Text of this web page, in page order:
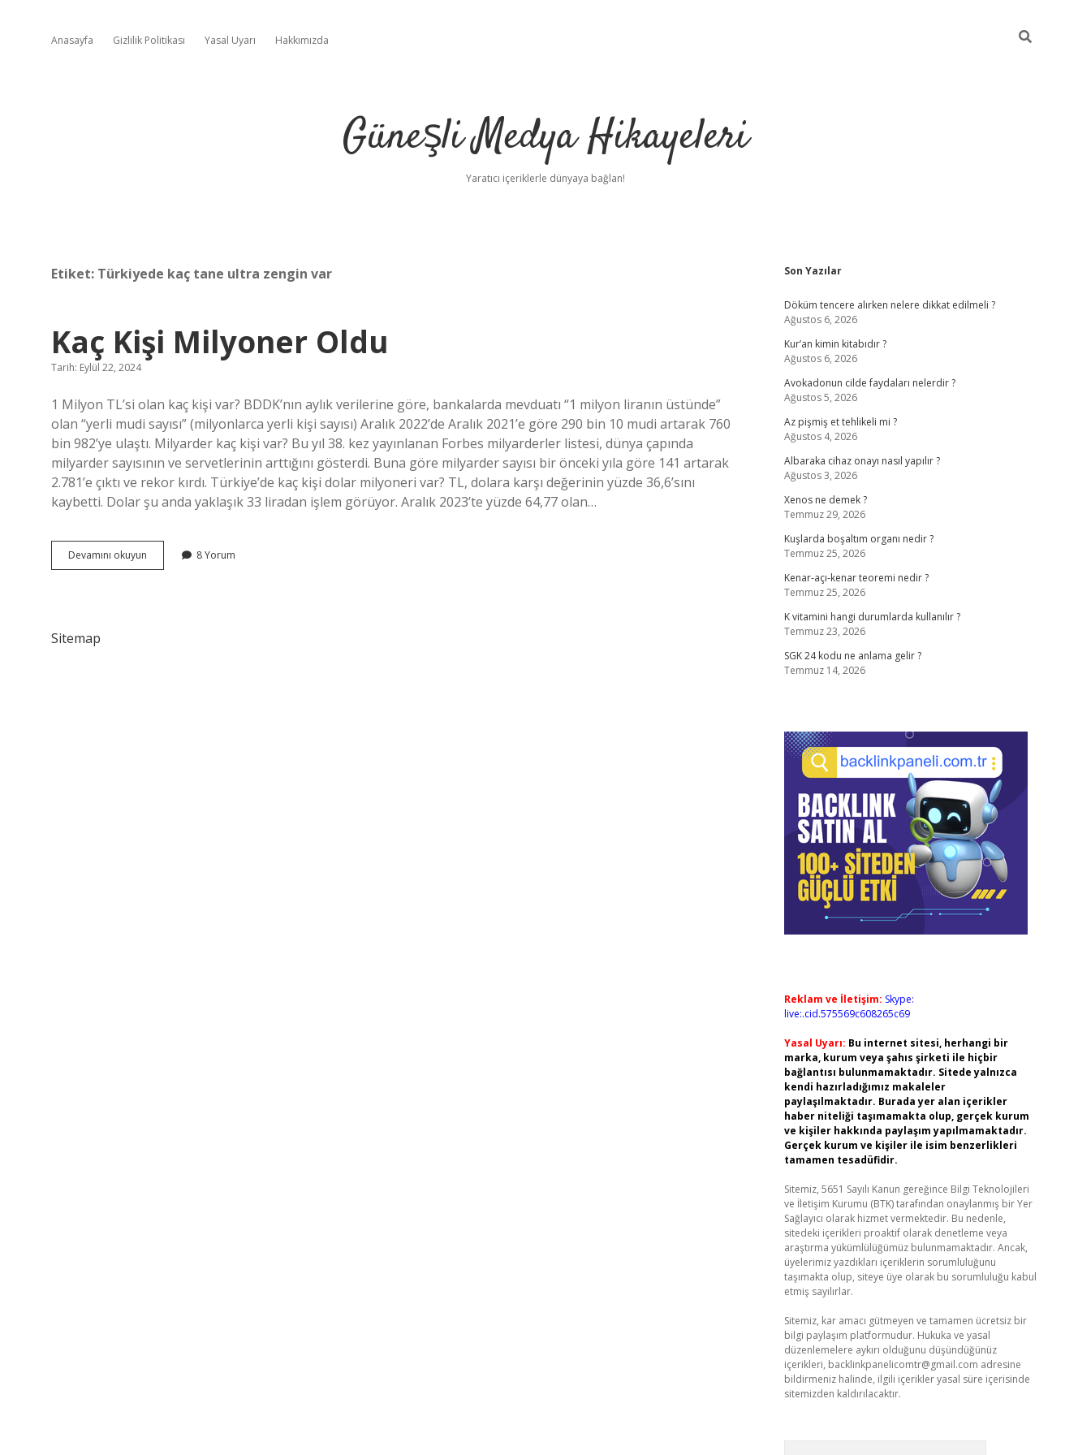
Anasayfa Gizlilik Politikası Yasal Uyarı Hakkımızda
Güneşli Medya Hikayeleri
Yaratıcı içeriklerle dünyaya bağlan!
Etiket: Türkiyede kaç tane ultra zengin var
Kaç Kişi Milyoner Oldu
Tarih: Eylül 22, 2024
1 Milyon TL’si olan kaç kişi var? BDDK’nın aylık verilerine göre, bankalarda mevduatı “1 milyon liranın üstünde”
olan “yerli mudi sayısı” (milyonlarca yerli kişi sayısı) Aralık 2022’de Aralık 2021’e göre 290 bin 10 mudi artarak 760
bin 982’ye ulaştı. Milyarder kaç kişi var? Bu yıl 38. kez yayınlanan Forbes milyarderler listesi, dünya çapında
milyarder sayısının ve servetlerinin arttığını gösterdi. Buna göre milyarder sayısı bir önceki yıla göre 141 artarak
2.781’e çıktı ve rekor kırdı. Türkiye’de kaç kişi dolar milyoneri var? TL, dolara karşı değerinin yüzde 36,6’sını
kaybetti. Dolar şu anda yaklaşık 33 liradan işlem görüyor. Aralık 2023’te yüzde 64,77 olan…
Devamını okuyun
Kişi
8 Yorum
Sitemap
Sidebar
Son Yazılar
Döküm tencere alırken nelere dikkat edilmeli ?
Ağustos 6, 2026
Kur’an kimin kitabıdır ?
Ağustos 6, 2026
Avokadonun cilde faydaları nelerdir ?
Ağustos 5, 2026
Az pişmiş et tehlikeli mi ?
Ağustos 4, 2026
Albaraka cihaz onayı nasıl yapılır ?
Ağustos 3, 2026
Xenos ne demek ?
Temmuz 29, 2026
Kuşlarda boşaltım organı nedir ?
Temmuz 25, 2026
Kenar-açı-kenar teoremi nedir ?
Temmuz 25, 2026
K vitamini hangi durumlarda kullanılır ?
Temmuz 23, 2026
SGK 24 kodu ne anlama gelir ?
Temmuz 14, 2026
Reklam ve İletişim: Skype:
live:.cid.575569c608265c69
Yasal Uyarı: Bu internet sitesi, herhangi bir
marka, kurum veya şahıs şirketi ile hiçbir
bağlantısı bulunmamaktadır. Sitede yalnızca
kendi hazırladığımız makaleler
paylaşılmaktadır. Burada yer alan içerikler
haber niteliği taşımamakta olup, gerçek kurum
ve kişiler hakkında paylaşım yapılmamaktadır.
Gerçek kurum ve kişiler ile isim benzerlikleri
tamamen tesadüfidir.
Sitemiz, 5651 Sayılı Kanun gereğince Bilgi Teknolojileri
ve İletişim Kurumu (BTK) tarafından onaylanmış bir Yer
Sağlayıcı olarak hizmet vermektedir. Bu nedenle,
sitedeki içerikleri proaktif olarak denetleme veya
araştırma yükümlülüğümüz bulunmamaktadır. Ancak,
üyelerimiz yazdıkları içeriklerin sorumluluğunu
taşımakta olup, siteye üye olarak bu sorumluluğu kabul
etmiş sayılırlar.
Sitemiz, kar amacı gütmeyen ve tamamen ücretsiz bir
bilgi paylaşım platformudur. Hukuka ve yasal
düzenlemelere aykırı olduğunu düşündüğünüz
içerikleri, backlinkpanelicomtr@gmail.com adresine
bildirmeniz halinde, ilgili içerikler yasal süre içerisinde
sitemizden kaldırılacaktır.